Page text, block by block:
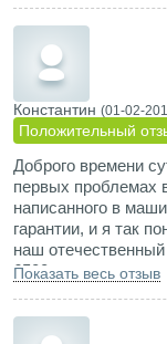
ужасный запах в
день собирались
Только - только
производство
впечатление что
заблуждение
плохо
регулируется при
неимением
дилеру (с
дверь
салон и убедитесь
ответить на них.
Константин (01-02-
Положительный
Доброго времени
первых проблемах
написанного в
гарантии, и я так
наш
6500 км., ездили в
балов. По трассе
как заверили в ДЦ,
Показать весь отзыв